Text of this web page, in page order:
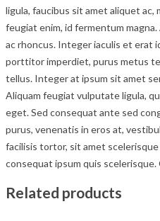
ligula, faucibus sit amet aliquet ac,
feugiat enim, id fermentum
ac rhoncus. Integer iaculis et erat
porttitor imperdiet, purus metus
tellus. Integer at ipsum sit amet
Aliquam feugiat vulputate ligula,
eget. Sed consequat ante sed
purus, venenatis in eros at,
facilisis tortor, sit amet
consequat ipsum quis
Related products